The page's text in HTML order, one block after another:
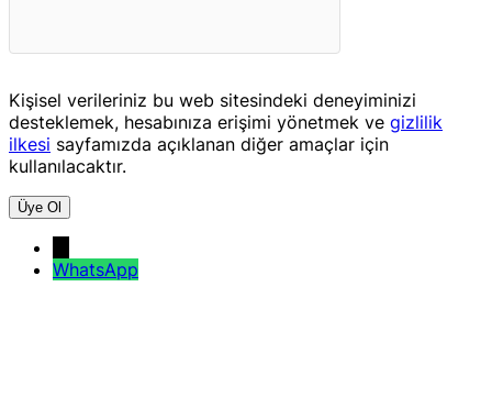
Kişisel verileriniz bu web sitesindeki deneyiminizi
desteklemek, hesabınıza erişimi yönetmek ve gizlilik
ilkesi sayfamızda açıklanan diğer amaçlar için
kullanılacaktır.
Üye Ol
WhatsApp